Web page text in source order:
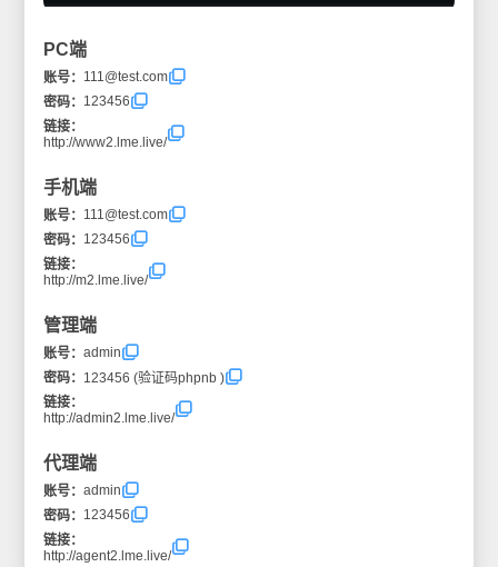
PC端
账号： 111@test.com
密码： 123456
链接：
http://www2.lme.live/
手机端
账号： 111@test.com
密码： 123456
链接：
http://m2.lme.live/
管理端
账号：admin
密码： 123456 (验证码phpnb )
链接：
http://admin2.lme.live/
代理端
账号：admin
密码： 123456
链接：
http://agent2.lme.live/